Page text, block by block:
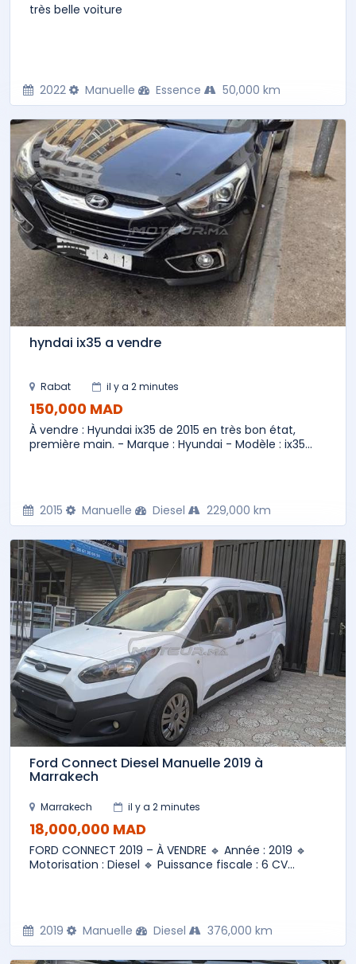
très belle voiture
2022 Manuelle Essence 50,000 km
hyndai ix35 a vendre
Rabat il y a 2 minutes
150,000 MAD
À vendre : Hyundai ix35 de 2015 en très bon état,
première main. - Marque : Hyundai - Modèle : ix35...
2015 Manuelle Diesel 229,000 km
Ford Connect Diesel Manuelle 2019 à
Marrakech
Marrakech il y a 2 minutes
18,000,000 MAD
FORD CONNECT 2019 – À VENDRE 🔹 Année : 2019 🔹
Motorisation : Diesel 🔹 Puissance fiscale : 6 CV...
2019 Manuelle Diesel 376,000 km